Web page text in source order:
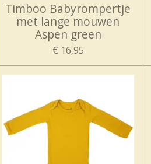
Timboo Babyrompertje
met lange mouwen
Aspen green
€ 16,95